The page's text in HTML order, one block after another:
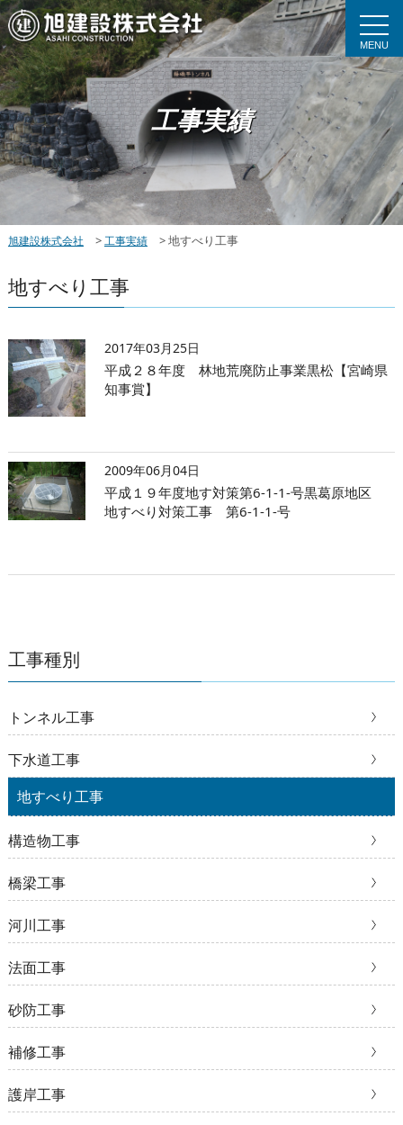
MENU
工事実績
旭建設株式会社 > 工事実績 >地すべり工事
地すべり工事
2017年03月25日
平成２８年度 林地荒廃防止事業黒松【宮崎県
知事賞】
2009年06月04日
平成１９年度地す対策第6-1-1-号黒葛原地区
地すべり対策工事 第6-1-1-号
工事種別
トンネル工事
下水道工事
地すべり工事
構造物工事
橋梁工事
河川工事
法面工事
砂防工事
補修工事
護岸工事